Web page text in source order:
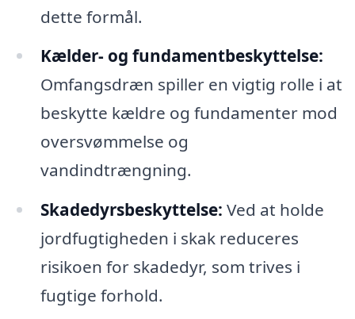
dette formål.
Kælder- og fundamentbeskyttelse:
Omfangsdræn spiller en vigtig rolle i at
beskytte kældre og fundamenter mod
oversvømmelse og
vandindtrængning.
Skadedyrsbeskyttelse: Ved at holde
jordfugtigheden i skak reduceres
risikoen for skadedyr, som trives i
fugtige forhold.